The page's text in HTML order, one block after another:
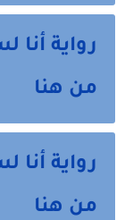
رواية
من هنا
رواية
من هنا